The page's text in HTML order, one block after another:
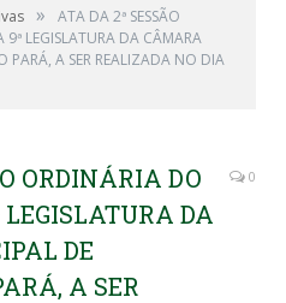
»
ATA DA 2ª SESSÃO
LEGISLATURA DA CÂMARA
PARÁ, A SER REALIZADA NO DIA
ORDINÁRIA DO
LEGISLATURA DA
DE
A SER
0